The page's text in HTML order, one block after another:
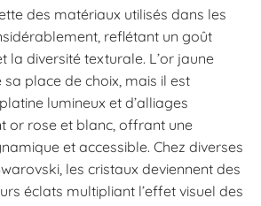
des matériaux utilisés dans les
reflétant un goût
la diversité texturale. L’or jaune
place de choix, mais il est
lumineux et d’alliages
or rose et blanc, offrant une
et accessible. Chez diverses
les cristaux deviennent des
éclats multipliant l’effet visuel des